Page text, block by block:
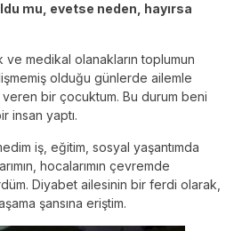
mu, evetse neden, hayırsa
medikal olanakların toplumun
olduğu günlerde ailemle
bir çocuktum. Bu durum beni
insan yaptı.
iş, eğitim, sosyal yaşantımda
hocalarımın çevremde
Diyabet ailesinin bir ferdi olarak,
şansına eriştim.